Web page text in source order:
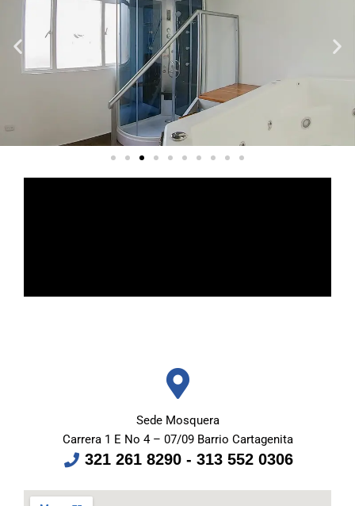
Sede Mosquera
Carrera 1 E No 4 – 07/09 Barrio Cartagenita
321 261 8290 - 313 552 0306